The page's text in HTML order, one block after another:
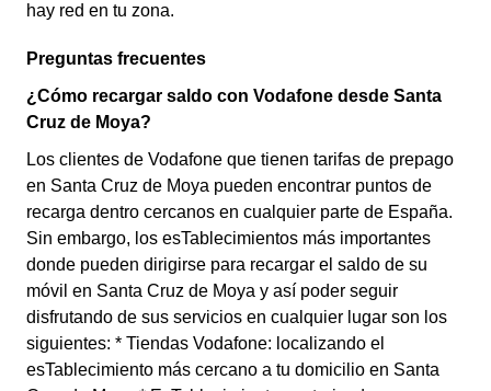
hay red en tu zona.
Preguntas frecuentes
¿Cómo recargar saldo con Vodafone desde Santa
Cruz de Moya?
Los clientes de Vodafone que tienen tarifas de prepago
en Santa Cruz de Moya pueden encontrar puntos de
recarga dentro cercanos en cualquier parte de España.
Sin embargo, los esTablecimientos más importantes
donde pueden dirigirse para recargar el saldo de su
móvil en Santa Cruz de Moya y así poder seguir
disfrutando de sus servicios en cualquier lugar son los
siguientes: * Tiendas Vodafone: localizando el
esTablecimiento más cercano a tu domicilio en Santa